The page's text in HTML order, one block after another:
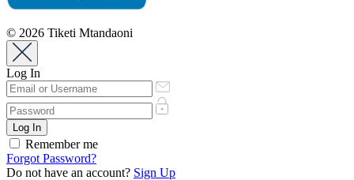
© 2026 Tiketi Mtandaoni
Log In
Remember me
Forgot Password?
Do not have an account? Sign Up